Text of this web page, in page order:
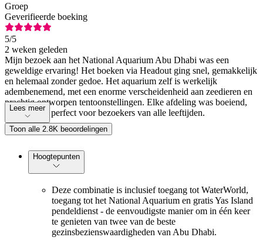
Groep
Geverifieerde boeking
5/5
2 weken geleden
Mijn bezoek aan het National Aquarium Abu Dhabi was een
geweldige ervaring! Het boeken via Headout ging snel, gemakkelijk
en helemaal zonder gedoe. Het aquarium zelf is werkelijk
adembenemend, met een enorme verscheidenheid aan zeedieren en
prachtig ontworpen tentoonstellingen. Elke afdeling was boeiend,
leerzaam en perfect voor bezoekers van alle leeftijden.
Lees meer
Toon alle 2.8K beoordelingen
Hoogtepunten
Deze combinatie is inclusief toegang tot WaterWorld,
toegang tot het National Aquarium en gratis Yas Island
pendeldienst - de eenvoudigste manier om in één keer
te genieten van twee van de beste
gezinsbezienswaardigheden van Abu Dhabi.